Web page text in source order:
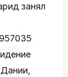
занял